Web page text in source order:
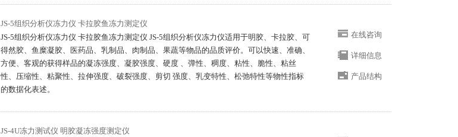
JS-5组织分析仪冻力仪 卡拉胶鱼冻力测定仪
JS-5组织分析仪冻力仪 卡拉胶鱼冻力测定仪 JS-5组织分析仪冻力仪适用于明胶、卡拉胶、可
得然胶、鱼糜凝胶、医药品、乳制品、肉制品、果蔬等物品的品质评价。可以快速、准确、
方便、客观的获得样品的凝冻强度、凝胶强度、硬度 、弹性、稠度、粘性、脆性、粘丝
性、压缩性、粘聚性、拉伸强度、破裂强度、剪切 强度、乳变特性、松弛特性等物性指标
的数据化表述。
在线咨询
详细信息
产品结构
JS-4U冻力测试仪 明胶凝冻强度测定仪